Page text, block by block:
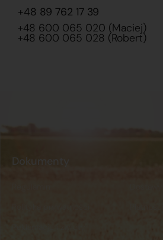
+48 89 762 17 39
+48 600 065 020 (Maciej)
+48 600 065 028 (Robert)
Dokumenty